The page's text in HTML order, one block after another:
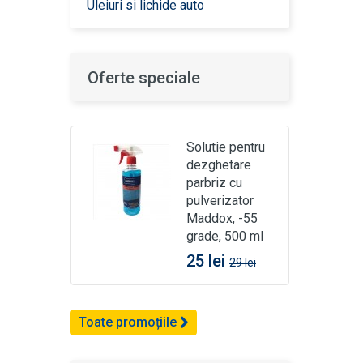
Uleiuri si lichide auto
Oferte speciale
Solutie pentru
dezghetare
parbriz cu
pulverizator
Maddox, -55
grade, 500 ml
25 lei 29 lei
Toate promoțiile